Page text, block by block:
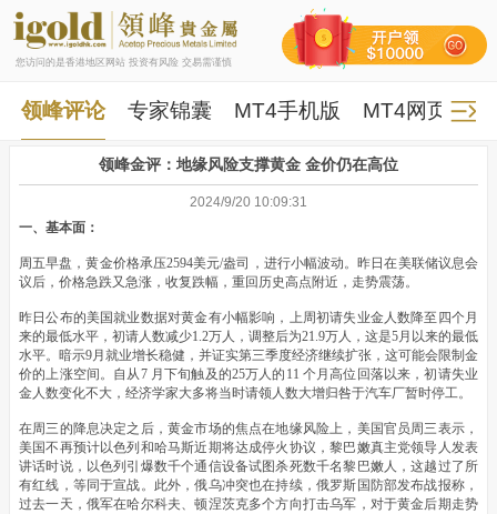
您访问的是香港地区网站 投资有风险 交易需谨慎
领峰评论 专家锦囊 MT4手机版 MT4网页版
领峰金评：地缘风险支撑黄金 金价仍在高位
2024/9/20 10:09:31
一、基本面：
周五早盘，黄金价格承压2594美元/盎司，进行小幅波动。昨日在美联储议息会
议后，价格急跌又急涨，收复跌幅，重回历史高点附近，走势震荡。
昨日公布的美国就业数据对黄金有小幅影响，上周初请失业金人数降至四个月
来的最低水平，初请人数减少1.2万人，调整后为21.9万人，这是5月以来的最低
水平。暗示9月就业增长稳健，并证实第三季度经济继续扩张，这可能会限制金
价的上涨空间。自从7 月下旬触及的25万人的11 个月高位回落以来，初请失业
金人数变化不大，经济学家大多将当时请领人数大增归咎于汽车厂暂时停工。
在周三的降息决定之后，黄金市场的焦点在地缘风险上，美国官员周三表示，
美国不再预计以色列和哈马斯近期将达成停火协议，黎巴嫩真主党领导人发表
讲话时说，以色列引爆数千个通信设备试图杀死数千名黎巴嫩人，这越过了所
有红线，等同于宣战。此外，俄乌冲突也在持续，俄罗斯国防部发布战报称，
过去一天，俄军在哈尔科夫、顿涅茨克多个方向打击乌军，对于黄金后期走势